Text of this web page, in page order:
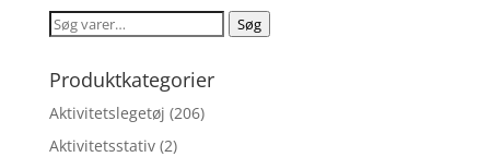
var:
kr. 159,95.
er:
kr. 100,00.
Søg
Søg
Produktkategorier
Aktivitetslegetøj (206)
Aktivitetsstativ (2)